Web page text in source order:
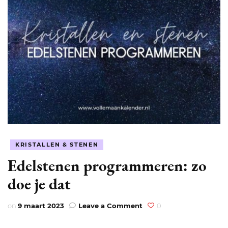
KRISTALLEN & STENEN
Edelstenen programmeren: zo
doe je dat
on 9 maart 2023 Leave a Comment on
0